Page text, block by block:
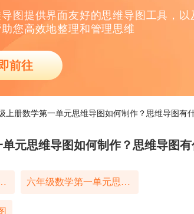
图提供界面友好的思维导图工具，以
您高效地整理和管理思维
前往
上册数学第一单元思维导图如何制作？思维导图有
元思维导图如何制作？思维导图有
一单元思维导图 六年级数学第一单元思维导图